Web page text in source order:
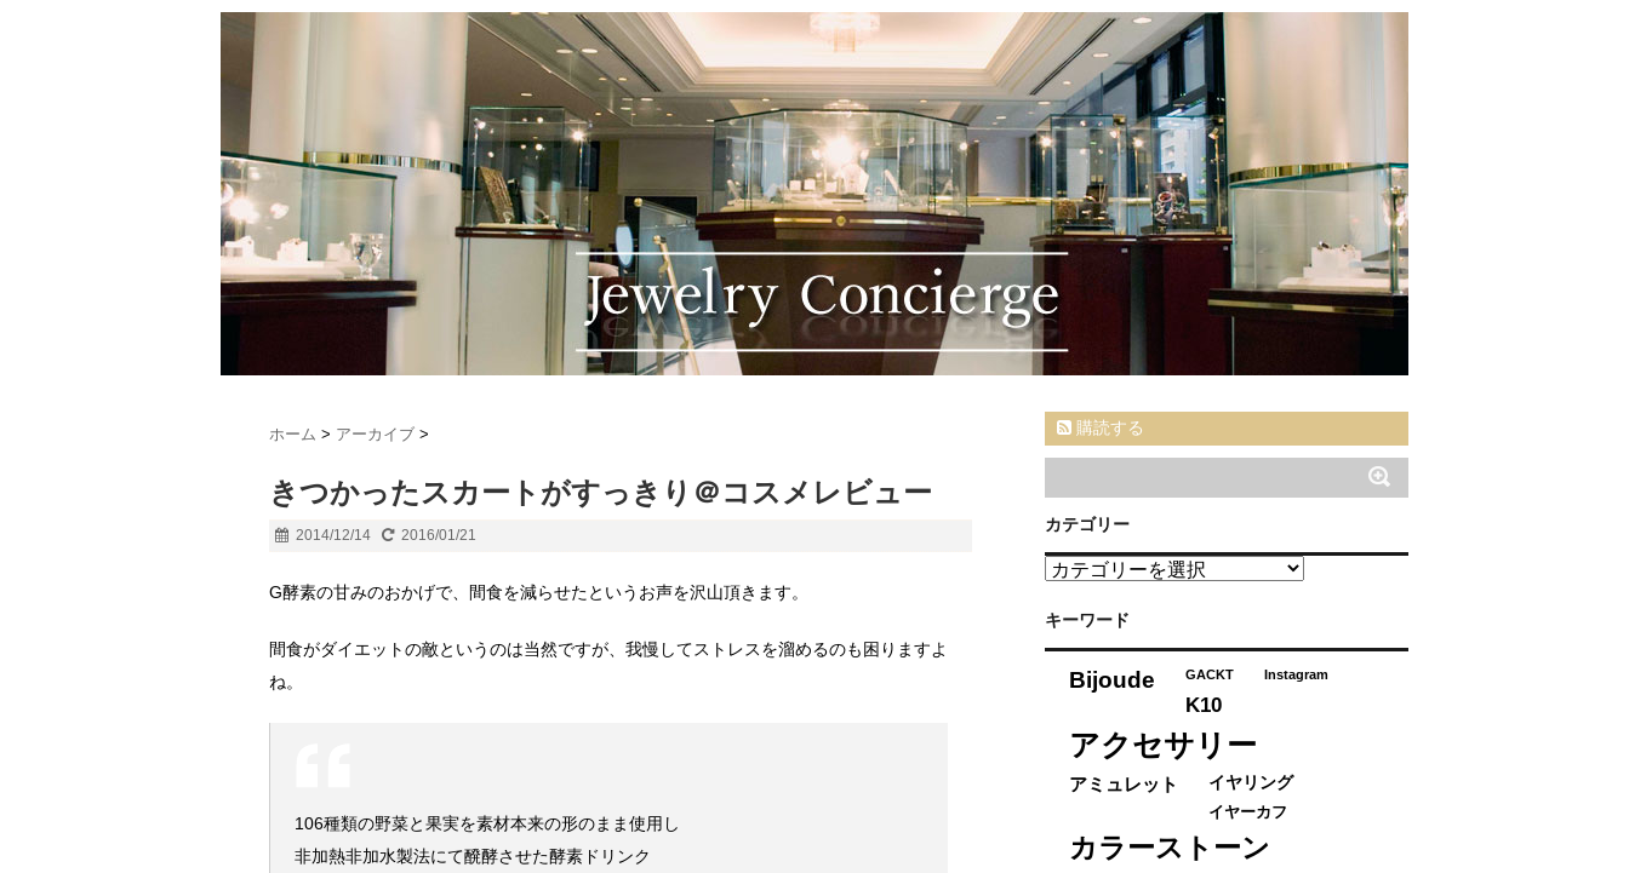
ホーム > アーカイブ >
きつかったスカートがすっきり＠コスメレビュー
2014/12/14 2016/01/21
G酵素の甘みのおかげで、間食を減らせたというお声を沢山頂きます。
間食がダイエットの敵というのは当然ですが、我慢してストレスを溜めるのも困りますよ
ね。
106種類の野菜と果実を素材本来の形のまま使用し
非加熱非加水製法にて醗酵させた酵素ドリンク
購読する
カテゴリー
カ
ゴ
キーワード
Bijoude GACKT Instagram
K10
アクセサリー
アミュレット
イヤリング
イヤーカフ
カラーストーン